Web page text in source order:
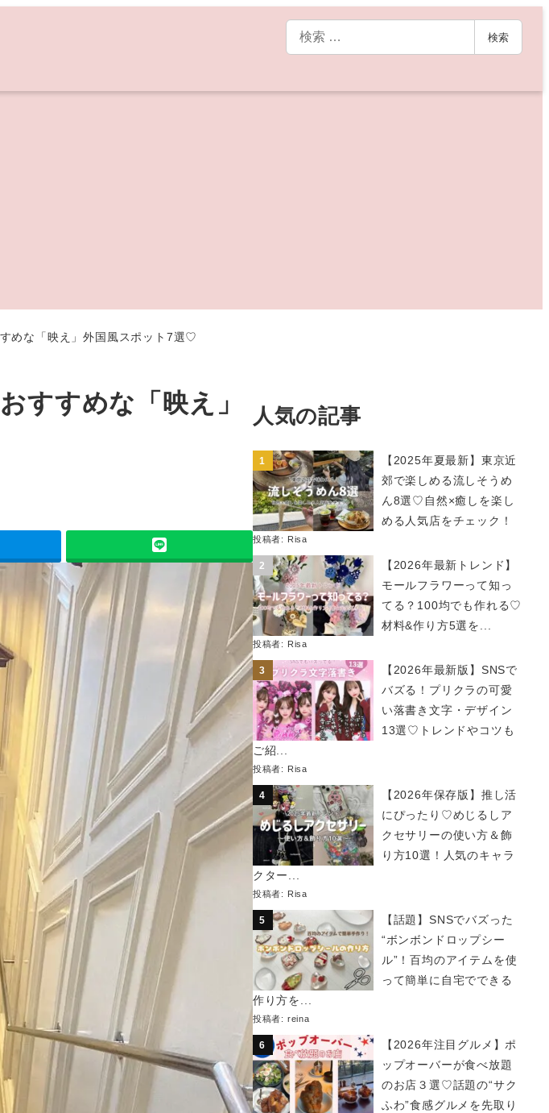
索
検索
めな「映え」外国風スポット7選♡
すすめな「映え」
人気の記事
【2025年夏最新】東京近
郊で楽しめる流しそうめ
ん8選♡自然×癒しを楽し
める人気店をチェック！
投稿者: Risa
【2026年最新トレンド】
モールフラワーって知っ
てる？100均でも作れる♡
材料&作り方5選を...
投稿者: Risa
【2026年最新版】SNSで
バズる！プリクラの可愛
い落書き文字・デザイン
13選♡トレンドやコツも
ご紹...
投稿者: Risa
【2026年保存版】推し活
にぴったり♡めじるしア
クセサリーの使い方＆飾
り方10選！人気のキャラ
クター...
投稿者: Risa
【話題】SNSでバズった
“ボンボンドロップシー
ル”！百均のアイテムを使
って簡単に自宅でできる
作り方を...
投稿者: reina
【2026年注目グルメ】ポ
ップオーバーが食べ放題
のお店３選♡話題の“サク
ふわ”食感グルメを先取り